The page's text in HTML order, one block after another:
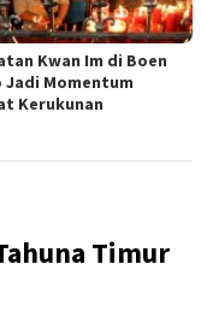
Kwan Im di Boen
Jadi Momentum
Kerukunan
Timur